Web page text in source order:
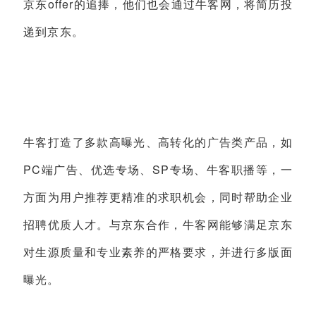
京东offer的追捧，他们也会通过牛客网，将简历投
递到京东。
牛客打造了多款高曝光、高转化的广告类产品，如
PC端广告、优选专场、 SP专场、牛客职播等，一
方面为用户推荐更精准的求职机会，同时帮助企业
招聘优质人才。与京东合作，牛客网能够满足京东
对生源质量和专业素养的严格要求，并进行多版面
曝光。